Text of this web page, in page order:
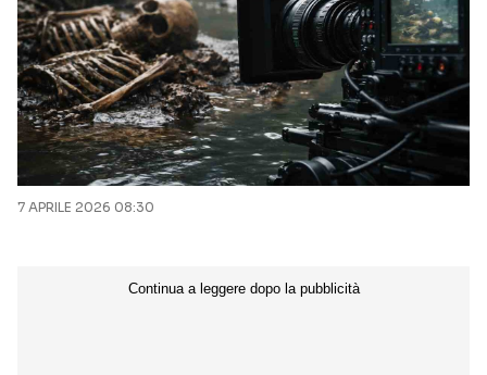
7 APRILE 2026 08:30